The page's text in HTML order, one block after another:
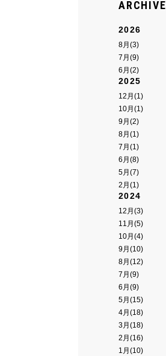
ARCHIVE
2026
8月(3)
7月(9)
6月(2)
2025
12月(1)
10月(1)
9月(2)
8月(1)
7月(1)
6月(8)
5月(7)
2月(1)
2024
12月(3)
11月(5)
10月(4)
9月(10)
8月(12)
7月(9)
6月(9)
5月(15)
4月(18)
3月(18)
2月(16)
1月(10)